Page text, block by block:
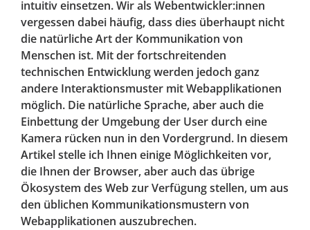
intuitiv einsetzen. Wir als Webentwickler:innen
vergessen dabei häufig, dass dies überhaupt nicht
die natürliche Art der Kommunikation von
Menschen ist. Mit der fortschreitenden
technischen Entwicklung werden jedoch ganz
andere Interaktionsmuster mit Webapplikationen
möglich. Die natürliche Sprache, aber auch die
Einbettung der Umgebung der User durch eine
Kamera rücken nun in den Vordergrund. In diesem
Artikel stelle ich Ihnen einige Möglichkeiten vor,
die Ihnen der Browser, aber auch das übrige
Ökosystem des Web zur Verfügung stellen, um aus
den üblichen Kommunikationsmustern von
Webapplikationen auszubrechen.